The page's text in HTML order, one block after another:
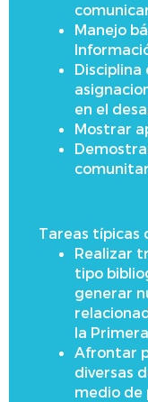
Manejo
Disciplina
en el
Mostrar
Tareas típicas
Realizar
tipo
generar
la
Afrontar
diversas
medio de